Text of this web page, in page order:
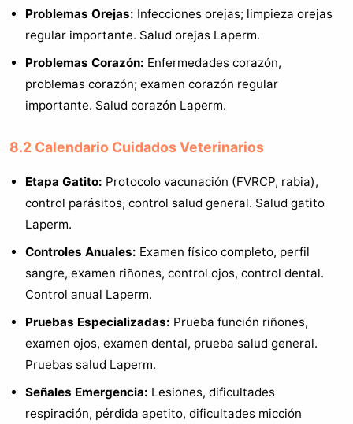
Problemas Orejas: Infecciones orejas; limpieza orejas
regular importante. Salud orejas Laperm.
Problemas Corazón: Enfermedades corazón,
problemas corazón; examen corazón regular
importante. Salud corazón Laperm.
8.2 Calendario Cuidados Veterinarios
Etapa Gatito: Protocolo vacunación (FVRCP, rabia),
control parásitos, control salud general. Salud gatito
Laperm.
Controles Anuales: Examen físico completo, perfil
sangre, examen riñones, control ojos, control dental.
Control anual Laperm.
Pruebas Especializadas: Prueba función riñones,
examen ojos, examen dental, prueba salud general.
Pruebas salud Laperm.
Señales Emergencia: Lesiones, dificultades
respiración, pérdida apetito, dificultades micción